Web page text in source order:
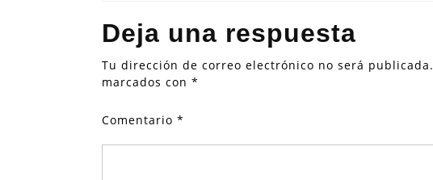
Deja una respuesta
Tu dirección de correo electrónico no será publicada.
marcados con *
Comentario *